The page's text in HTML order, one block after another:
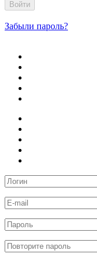
Войти
Забыли пароль?